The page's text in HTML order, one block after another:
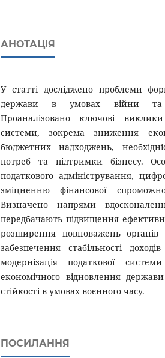
АНОТАЦІЯ
У статті досліджено проблеми
держави в умовах війни та
Проаналізовано ключові
системи, зокрема зниження
бюджетних надходжень,
потреб та підтримки бізнесу.
податкового адміністрування,
зміцненню фінансової
Визначено напрями
передбачають підвищення
розширення повноважень органів
забезпечення стабільності
модернізація податкової
економічного відновлення
стійкості в умовах воєнного часу.
ПОСИЛАННЯ